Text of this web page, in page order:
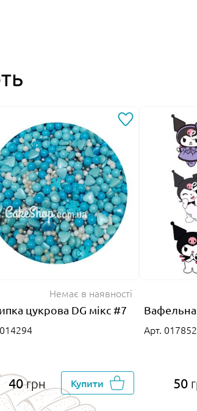
Немає в наявності
цукрова DG мікс #7
40грн Купити
Вафельна
Арт. 017852
50